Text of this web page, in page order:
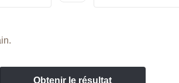
Obtenir le résultat